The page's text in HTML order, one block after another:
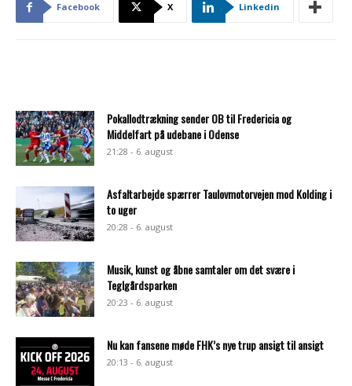
Facebook X Linkedin
Pokallodtrækning sender OB til Fredericia og
Middelfart på udebane i Odense
21:28 - 6. august
Asfaltarbejde spærrer Taulovmotorvejen mod Kolding i
to uger
20:28 - 6. august
Musik, kunst og åbne samtaler om det svære i
Teglgårdsparken
20:23 - 6. august
Nu kan fansene møde FHK’s nye trup ansigt til ansigt
20:13 - 6. august